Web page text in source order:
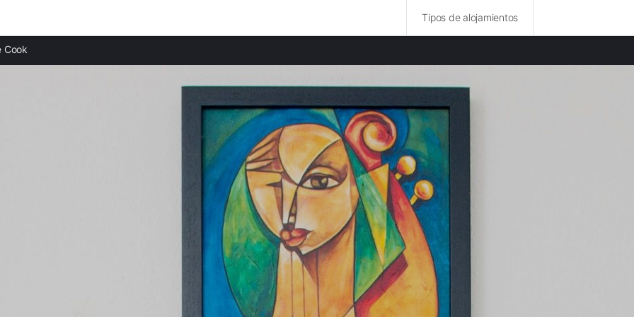
Tipos de alojamientos
Casas rurales en Chicago
Casas rurales en San Fernando
Casas rurales en Chiclana de la Frontera
Casas rurales en Condado de Fulton provincia
Casas rurales en Condado de Onondaga provincia
Casas rurales en Distrito de Columbia provincia
Casas rurales en Condado de Filadelfia provincia
Casas rurales en Condado de Hudson provincia
Casas rurales en Nueva York provincia
Casas rurales en Laurentides provincia
Cook